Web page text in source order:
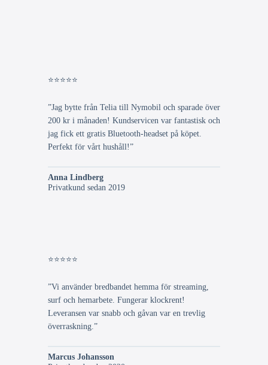
⭐⭐⭐⭐⭐
”Jag bytte från Telia till Nymobil och sparade över
200 kr i månaden! Kundservicen var fantastisk och
jag fick ett gratis Bluetooth-headset på köpet.
Perfekt för vårt hushåll!”
Anna Lindberg
Privatkund sedan 2019
⭐⭐⭐⭐⭐
”Vi använder bredbandet hemma för streaming,
surf och hemarbete. Fungerar klockrent!
Leveransen var snabb och gåvan var en trevlig
överraskning.”
Marcus Johansson